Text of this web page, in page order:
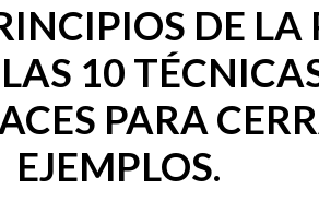
DE LA
10
PARA
EJEMPLOS.